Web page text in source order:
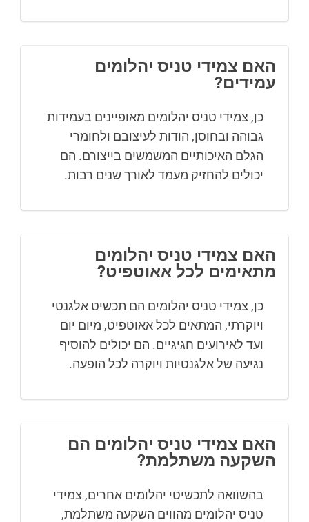
האם צמידי טניס יהלומים
עמידים?
כן, צמידי טניס יהלומים מאופיינים בעמידות
גבוהה ובחוסן, הודות לעיצובם ולחומרי
הגלם האיכותיים המשמשים בייצורם. הם
יכולים להחזיק מעמד לאורך שנים רבות.
האם צמידי טניס יהלומים
מתאימים לכל אאוטפיט?
כן, צמידי טניס יהלומים הם תכשיט אלגנטי
ויוקרתי, המתאים לכל אאוטפיט, מיום יום
ועד לאירועים חגיגיים. הם יכולים להוסיף
נגיעה של אלגנטיות ויוקרה לכל הופעה.
האם צמידי טניס יהלומים הם
השקעה משתלמת?
בהשוואה לתכשיטי יהלומים אחרים, צמידי
טניס יהלומים מהווים השקעה משתלמת,